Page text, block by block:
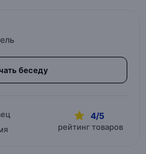
беседу
4/5
рейтинг товаров